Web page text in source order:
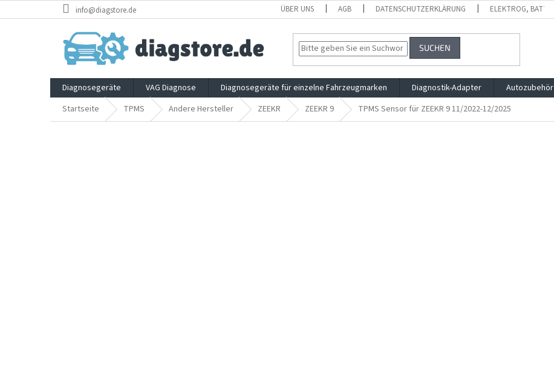
Inhalt
info@diagstore.de ÜBER UNS AGB DATENSCHUTZERKLÄRUNG ELEKTROG, BATTG,
SUCHEN
Diagnosegeräte VAG Diagnose Diagnosegeräte für einzelne Fahrzeugmarken Diagnostik-Adapter Autozubehör
Startseite
TPMS Andere Hersteller ZEEKR ZEEKR 9 TPMS Sensor für ZEEKR 9 11/2022-12/2025